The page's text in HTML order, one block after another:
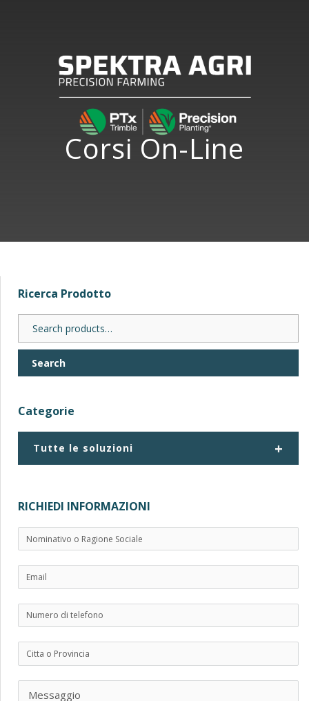
Corsi On-Line
Ricerca Prodotto
Search
for:
Search
Categorie
+
Tutte le soluzioni
RICHIEDI INFORMAZIONI